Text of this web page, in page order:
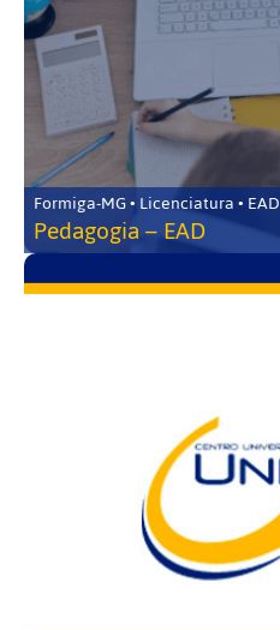
Formiga-MG • Licenciatura • EAD
Pedagogia – EAD